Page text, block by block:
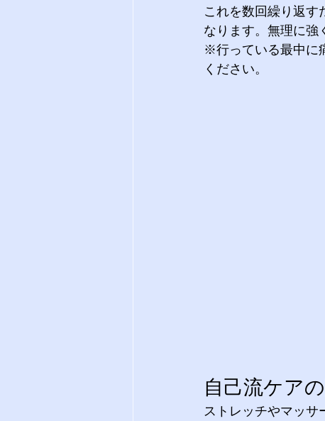
これを数回繰り返す
なります。無理に強
※行っている最中に
ください。
自己流ケア
ストレッチやマッ